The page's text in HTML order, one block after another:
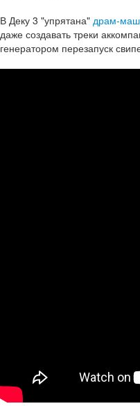
В Деку 3 "упрятана" драм-
даже создавать треки
генератором перезапуск